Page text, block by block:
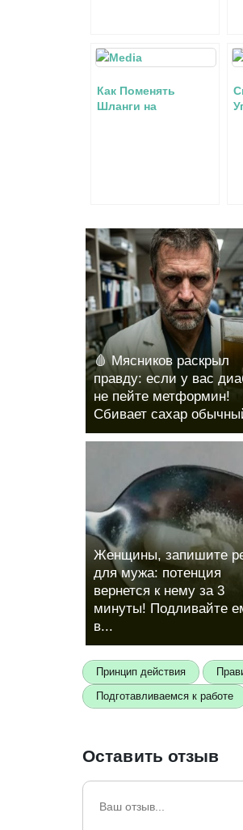
Как Поменять
Шланги на
🩸 Мясников раскрыл
правду: если у вас
не пейте метформин!
Сбивает сахар
Женщины, запишите
для мужа: потенция
вернется к нему за 3
минуты! Подливайте
в...
Принцип действия
Подготавливаемся к работе
Оставить отзыв